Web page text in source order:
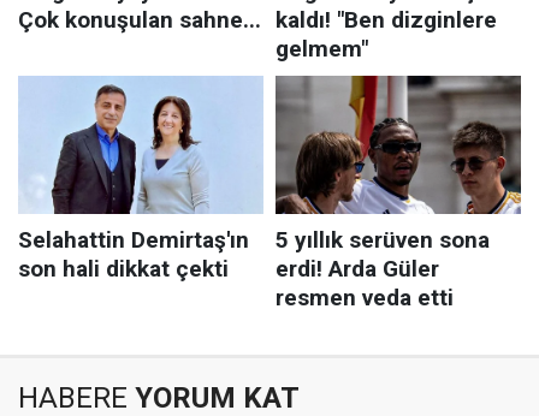
HABERE YORUM KAT